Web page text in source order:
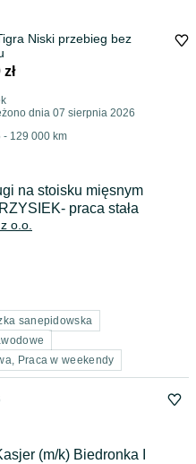
Niski przebieg bez
dnia 07 sierpnia 2026
- 129 000 km
na stoisku mięsnym
praca stała
o.o.
sanepidowska
Praca w weekendy
(m/k) Biedronka I